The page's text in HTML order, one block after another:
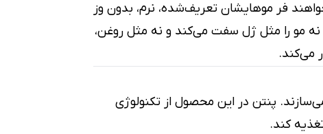
فر موهایشان تعریف‌شده، نرم، بدون وز
نه مو را مثل ژل سفت می‌کند و نه مثل روغن،
می‌کند.
پنتن در این محصول از تکنولوژی
کند.